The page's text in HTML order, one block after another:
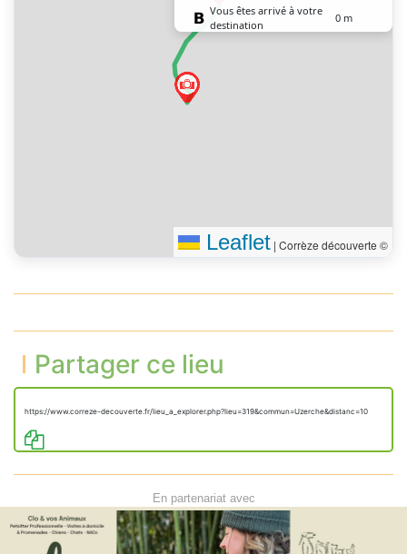
Vous êtes arrivé à votre
destination
0 m
Leaflet | Corrèze découverte ©
Partager ce lieu
https://www.correze-decouverte.fr/lieu_a_explorer.php?lieu=319&commun=Uzerche&distanc=10
En partenariat avec